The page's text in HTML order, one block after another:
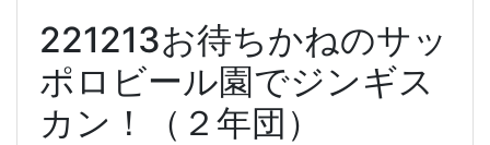
221213お待ちかねのサッ
ポロビール園でジンギス
カン！（２年団）